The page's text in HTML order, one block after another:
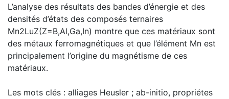
L’analyse des résultats des bandes d’énergie et des
densités d’états des composés ternaires
Mn2LuZ(Z=B,Al,Ga,In) montre que ces matériaux sont
des métaux ferromagnétiques et que l’élément Mn est
principalement l’origine du magnétisme de ces
matériaux.
Les mots clés : alliages Heusler ; ab-initio, propriétes